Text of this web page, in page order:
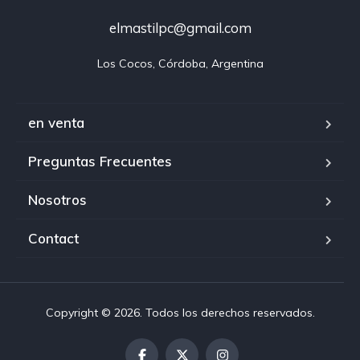
elmastilpc@gmail.com
Los Cocos, Córdoba, Argentina
en venta
Preguntas Frecuentes
Nosotros
Contact
Copyright © 2026. Todos los derechos reservados.